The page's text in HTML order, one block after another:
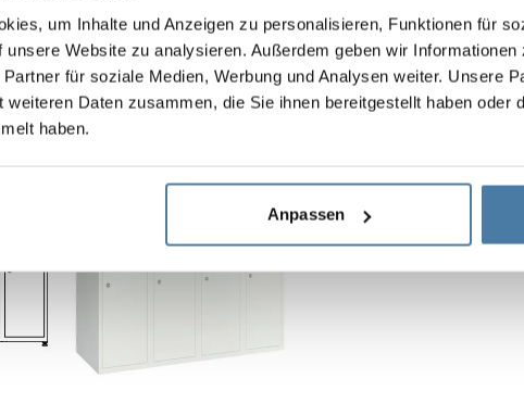
um Inhalte und Anzeigen zu personalisieren, Funktionen für
unsere Website zu analysieren. Außerdem geben wir
für soziale Medien, Werbung und Analysen weiter. Unsere
weiteren Daten zusammen, die Sie ihnen bereitgestellt haben oder
haben.
Anpassen
Metall förvarings-
Stomhöjd:1800 mm
Sektionsbredd:
Djup:490 mm